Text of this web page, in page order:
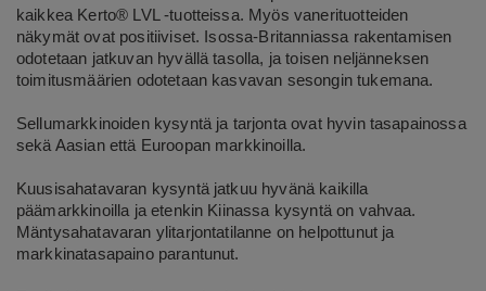
kaikkea Kerto® LVL -tuotteissa. Myös vanerituotteiden
näkymät ovat positiiviset. Isossa-Britanniassa rakentamisen
odotetaan jatkuvan hyvällä tasolla, ja toisen neljänneksen
toimitusmäärien odotetaan kasvavan sesongin tukemana.
Sellumarkkinoiden kysyntä ja tarjonta ovat hyvin tasapainossa
sekä Aasian että Euroopan markkinoilla.
Kuusisahatavaran kysyntä jatkuu hyvänä kaikilla
päämarkkinoilla ja etenkin Kiinassa kysyntä on vahvaa.
Mäntysahatavaran ylitarjontatilanne on helpottunut ja
markkinatasapaino parantunut.